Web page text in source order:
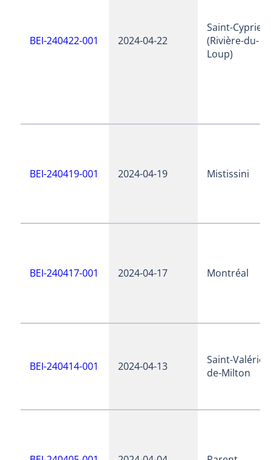
BEI-240422-001 2024-04-22
Saint-Cyprien
(Rivière-du-
Loup)
BEI-240419-001 2024-04-19 Mistissini
BEI-240417-001 2024-04-17 Montréal
BEI-240414-001 2024-04-13
Saint-
de-Milton